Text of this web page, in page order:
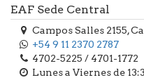
EAF Sede Central
Campos Salles 2155,
+54 9 11 2370 2787
4702-5225 / 4701-1772
Lunes a Viernes de